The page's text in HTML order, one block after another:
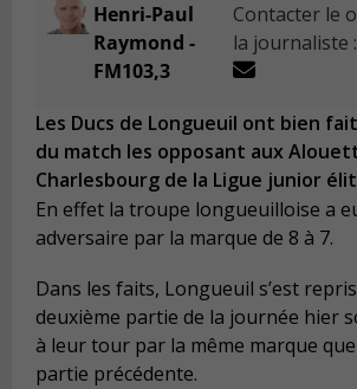
Henri-Paul
Raymond -
FM103,3
Contacter le
la journaliste :
Les Ducs de Longueuil ont bien
du match les opposant aux
Charlesbourg de la Ligue junior
En effet la troupe longueuilloise a
adversaire par la marque de 8 à 7.
Dans les faits, Longueuil s’est
deuxième partie de la journée hier
à leur tour par la même marque
partie précédente.